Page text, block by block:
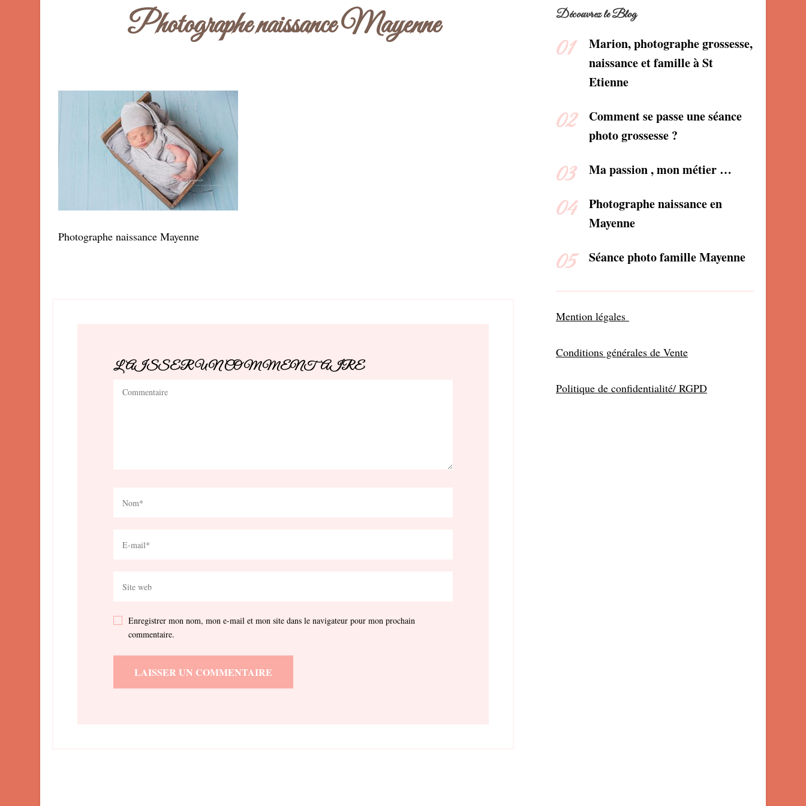
Photographe naissance Mayenne
Photographe naissance Mayenne
LAISSER UN COMMENTAIRE
Enregistrer mon nom, mon e-mail et mon site dans le navigateur pour mon prochain
commentaire.
Découvrez le Blog
Marion, photographe grossesse,
naissance et famille à St
Etienne
Comment se passe une séance
photo grossesse ?
Ma passion , mon métier …
Photographe naissance en
Mayenne
Séance photo famille Mayenne
Mention légales
Conditions générales de Vente
Politique de confidentialité/ RGPD